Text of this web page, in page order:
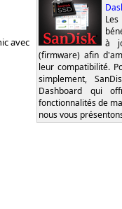
avec
à
(firmware) afin
leur compatibilité.
simplement,
Dashboard qui
fonctionnalités de
nous vous